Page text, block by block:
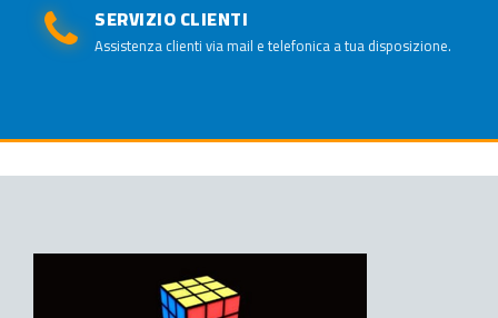
SERVIZIO CLIENTI
Assistenza clienti via mail e telefonica a tua disposizione.